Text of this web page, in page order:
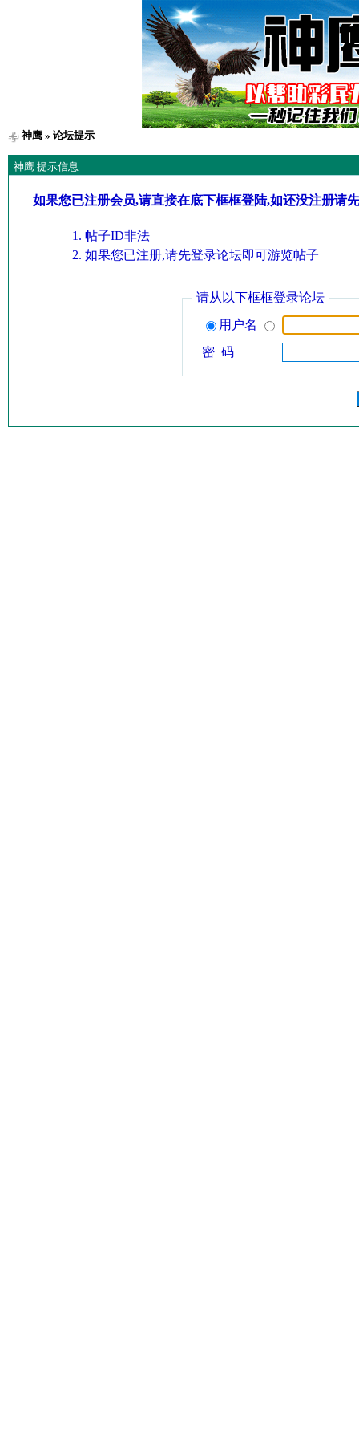
神鹰» 论坛提示
神鹰 提示信息
如果您已注册会员,请直接在底下框框登陆,如还没注册请
帖子ID非法
如果您已注册,请先登录论坛即可游览帖子
请从以下框框登录论坛
用户名
密 码